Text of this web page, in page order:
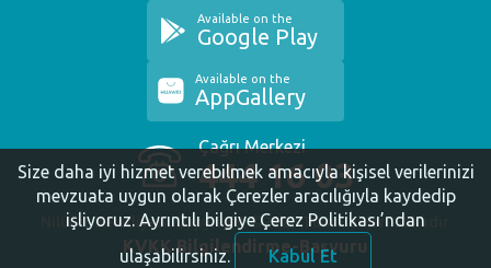
Çağrı Merkezi
444 16 03
Nilüfer Belediyesi. Copyright ©2020 Tüm Hakları Saklıdır.
KVKK Bilgilendirme-Başvuru
Available on the
Google Play
Available on the
AppGallery
Size daha iyi hizmet verebilmek amacıyla kişisel verilerinizi
mevzuata uygun olarak Çerezler aracılığıyla kaydedip
işliyoruz. Ayrıntılı bilgiye Çerez Politikası’ndan
ulaşabilirsiniz.
Kabul Et